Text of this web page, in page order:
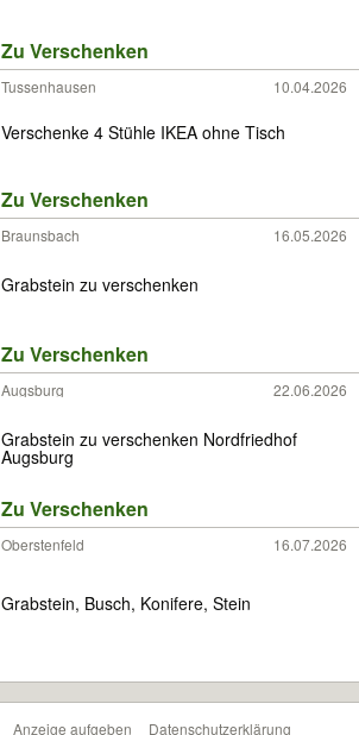
Zu Verschenken
Tussenhausen 10.04.2026
Verschenke 4 Stühle IKEA ohne Tisch
Zu Verschenken
Braunsbach 16.05.2026
Grabstein zu verschenken
Zu Verschenken
Augsburg 22.06.2026
Grabstein zu verschenken Nordfriedhof
Augsburg
Zu Verschenken
Oberstenfeld 16.07.2026
Grabstein, Busch, Konifere, Stein
Anzeige aufgeben Datenschutzerklärung